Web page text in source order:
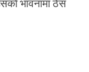
भावनामा ठेस